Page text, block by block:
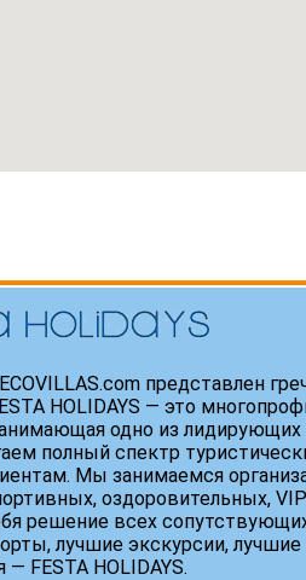
представлен
HOLIDAYS — это
одно из
полный спектр
Мы занимаемся
оздоровительных,
решение всех
лучшие экскурсии, лучшие
— FESTA HOLIDAYS.